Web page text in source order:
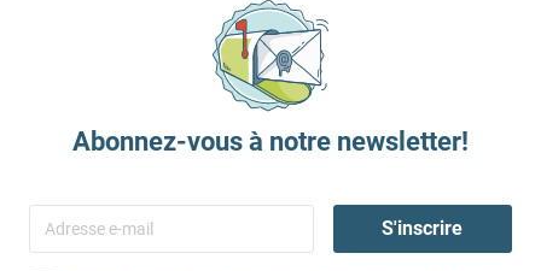
Abonnez-vous à notre newsletter!
S'inscrire